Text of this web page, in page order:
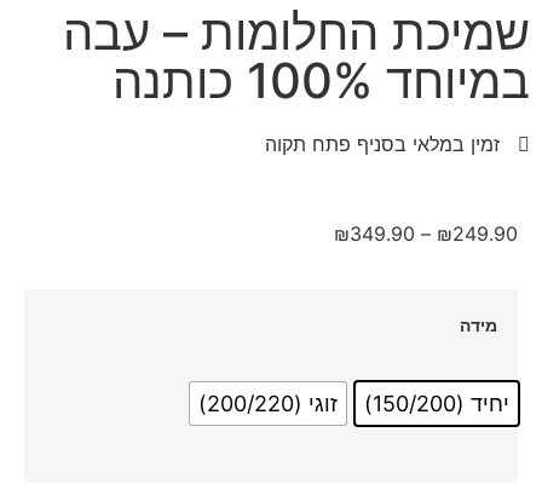
שמיכת החלומות – עבה
במיוחד 100% כותנה
זמין במלאי בסניף פתח תקוה
₪249.90
–
₪349.90
מידה
יחיד (150/200) זוגי (200/220)